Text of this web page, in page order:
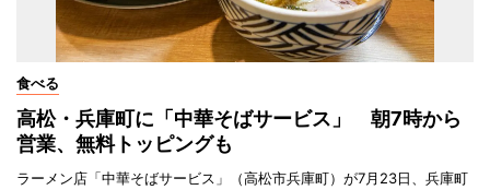
食べる
高松・兵庫町に「中華そばサービス」 朝7時から
営業、無料トッピングも
ラーメン店「中華そばサービス」（高松市兵庫町）が7月23日、兵庫町